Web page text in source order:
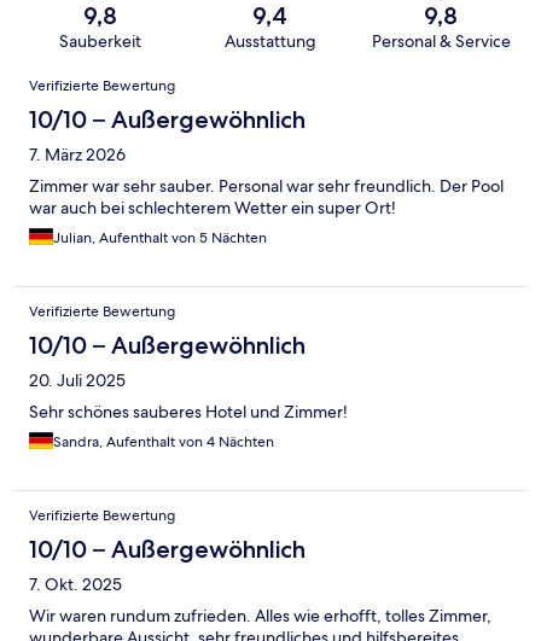
9,8
Sauberkeit
9,4
Ausstattung
9,8
Personal & Service
Bewertungen
Verifizierte Bewertung
10/10 – Außergewöhnlich
7. März 2026
Zimmer war sehr sauber. Personal war sehr freundlich. Der Pool
war auch bei schlechterem Wetter ein super Ort!
Julian, Aufenthalt von 5 Nächten
Verifizierte Bewertung
10/10 – Außergewöhnlich
20. Juli 2025
Sehr schönes sauberes Hotel und Zimmer!
Sandra, Aufenthalt von 4 Nächten
Verifizierte Bewertung
10/10 – Außergewöhnlich
7. Okt. 2025
Wir waren rundum zufrieden. Alles wie erhofft, tolles Zimmer,